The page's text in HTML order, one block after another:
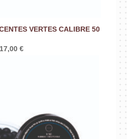
VERTES CALIBRE 50
17,00€